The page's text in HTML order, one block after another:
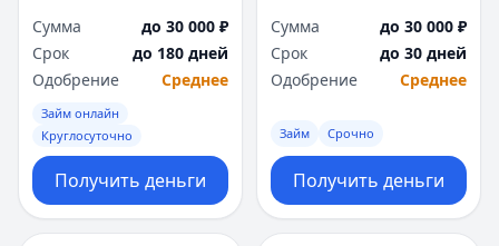
Ульяновск
Уфа
Хабаровск
Ч
Чебоксары
Челябинск
Ульяновск
Уфа
Хабаровск
Ч
Чебоксары
Челябинск
Сумма
до 30 000 ₽
Срок
до 180 дней
Одобрение
Среднее
Займ онлайн
Круглосуточно
Получить деньги
Сумма
до 30 000 ₽
Срок
до 30 дней
Одобрение
Среднее
Займ Срочно
Получить деньги